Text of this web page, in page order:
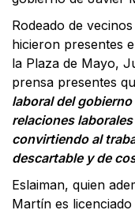
Rodeado de
hicieron presentes
la Plaza de Mayo,
prensa presentes
laboral del
relaciones
convirtiendo al
descartable y de
Eslaiman, quien
Martín es